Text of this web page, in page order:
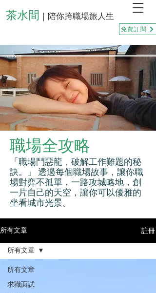
茶水間 ｜陪你跨職場旅人生
免費訂閱
職場全攻略
「職場鬥惡龍，破解工作難題的秘
訣。」 透過每個職場故事，讓你職
場對弈不孤單，一路攻城略地，創
一片自己的天空，讓你可以優雅的
坐看城市光景。
所有文章 註冊
所有文章
求職面試
所有文章